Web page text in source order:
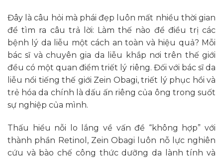
Đây là câu hỏi mà phái đẹp luôn mất nhiều thời gian
để tìm ra câu trả lời: Làm thế nào để điều trị các
bệnh lý da liễu một cách an toàn và hiệu quả? Mỗi
bác sĩ và chuyên gia da liễu khắp nơi trên thế giới
đều có một quan điểm triết lý riêng. Đối với bác sĩ da
liễu nổi tiếng thế giới Zein Obagi, triết lý phục hồi và
trẻ hóa da chính là dấu ấn riêng của ông trong suốt
sự nghiệp của mình.
Thấu hiểu nỗi lo lắng về vấn đề “không hợp” với
thành phần Retinol, Zein Obagi luôn nỗ lực nghiên
cứu và bào chế công thức dưỡng da lành tính và